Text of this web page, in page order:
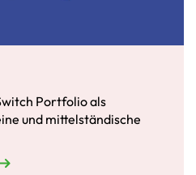
Portfolio als
und mittelständische